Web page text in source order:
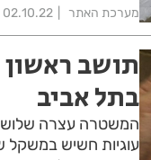
מערכת האתר 02.10.22
תושב
בתל אביב
המשטרה עצרה
עוגיות חשיש במשקל של 4.5 קילוגרמים. אחד החשודים, צעיר תושב